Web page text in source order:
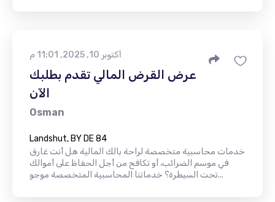
أكتوبر 10, 2025, 11:01 م
عرض القرض المالي تقدم بطلبك
الآن
Osman
Landshut, BY DE 84
خدمات محاسبية متخصصة لراحة بالك المالية هل أنت غارق
في موسم الضرائب، أو تكافح من أجل الحفاظ على أموالك
تحت السيطرة؟ خدماتنا المحاسبية المتخصصة موجو...